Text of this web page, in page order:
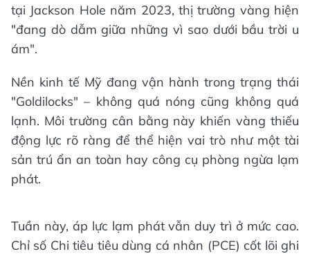
tại Jackson Hole năm 2023, thị trường vàng hiện
"đang dò dẫm giữa những vì sao dưới bầu trời u
ám".
Nền kinh tế Mỹ đang vận hành trong trạng thái
"Goldilocks" – không quá nóng cũng không quá
lạnh. Môi trường cân bằng này khiến vàng thiếu
động lực rõ ràng để thể hiện vai trò như một tài
sản trú ẩn an toàn hay công cụ phòng ngừa lạm
phát.
Tuần này, áp lực lạm phát vẫn duy trì ở mức cao.
Chỉ số Chi tiêu tiêu dùng cá nhân (PCE) cốt lõi ghi